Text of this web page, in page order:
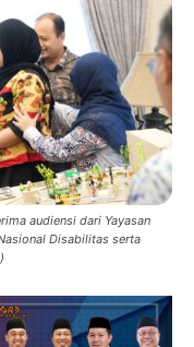
audiensi dari Yayasan
Disabilitas serta